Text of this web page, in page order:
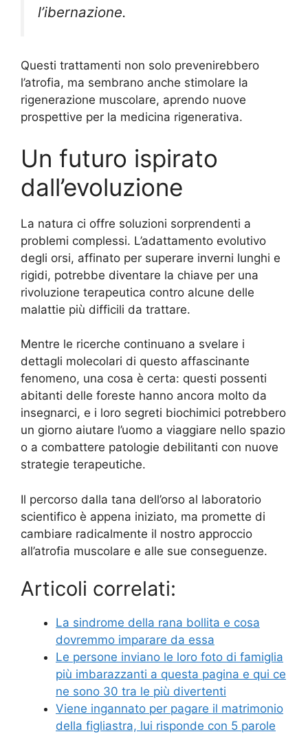
l’ibernazione.
Questi trattamenti non solo prevenirebbero
l’atrofia, ma sembrano anche stimolare la
rigenerazione muscolare, aprendo nuove
prospettive per la medicina rigenerativa.
Un futuro ispirato
dall’evoluzione
La natura ci offre soluzioni sorprendenti a
problemi complessi. L’adattamento evolutivo
degli orsi, affinato per superare inverni lunghi e
rigidi, potrebbe diventare la chiave per una
rivoluzione terapeutica contro alcune delle
malattie più difficili da trattare.
Mentre le ricerche continuano a svelare i
dettagli molecolari di questo affascinante
fenomeno, una cosa è certa: questi possenti
abitanti delle foreste hanno ancora molto da
insegnarci, e i loro segreti biochimici potrebbero
un giorno aiutare l’uomo a viaggiare nello spazio
o a combattere patologie debilitanti con nuove
strategie terapeutiche.
Il percorso dalla tana dell’orso al laboratorio
scientifico è appena iniziato, ma promette di
cambiare radicalmente il nostro approccio
all’atrofia muscolare e alle sue conseguenze.
Articoli correlati:
La sindrome della rana bollita e cosa
dovremmo imparare da essa
Le persone inviano le loro foto di famiglia
più imbarazzanti a questa pagina e qui ce
ne sono 30 tra le più divertenti
Viene ingannato per pagare il matrimonio
della figliastra, lui risponde con 5 parole